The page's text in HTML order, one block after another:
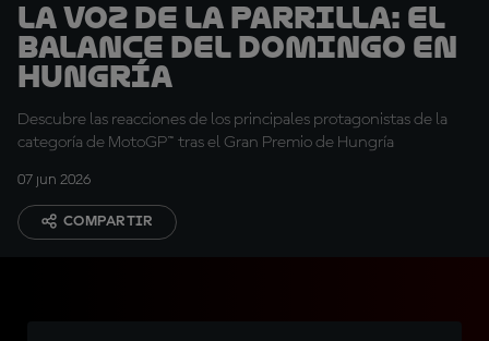
La voz de la parrilla: El
balance del domingo en
Hungría
Descubre las reacciones de los principales protagonistas de la
categoría de MotoGP™ tras el Gran Premio de Hungría
07 jun 2026
COMPARTIR